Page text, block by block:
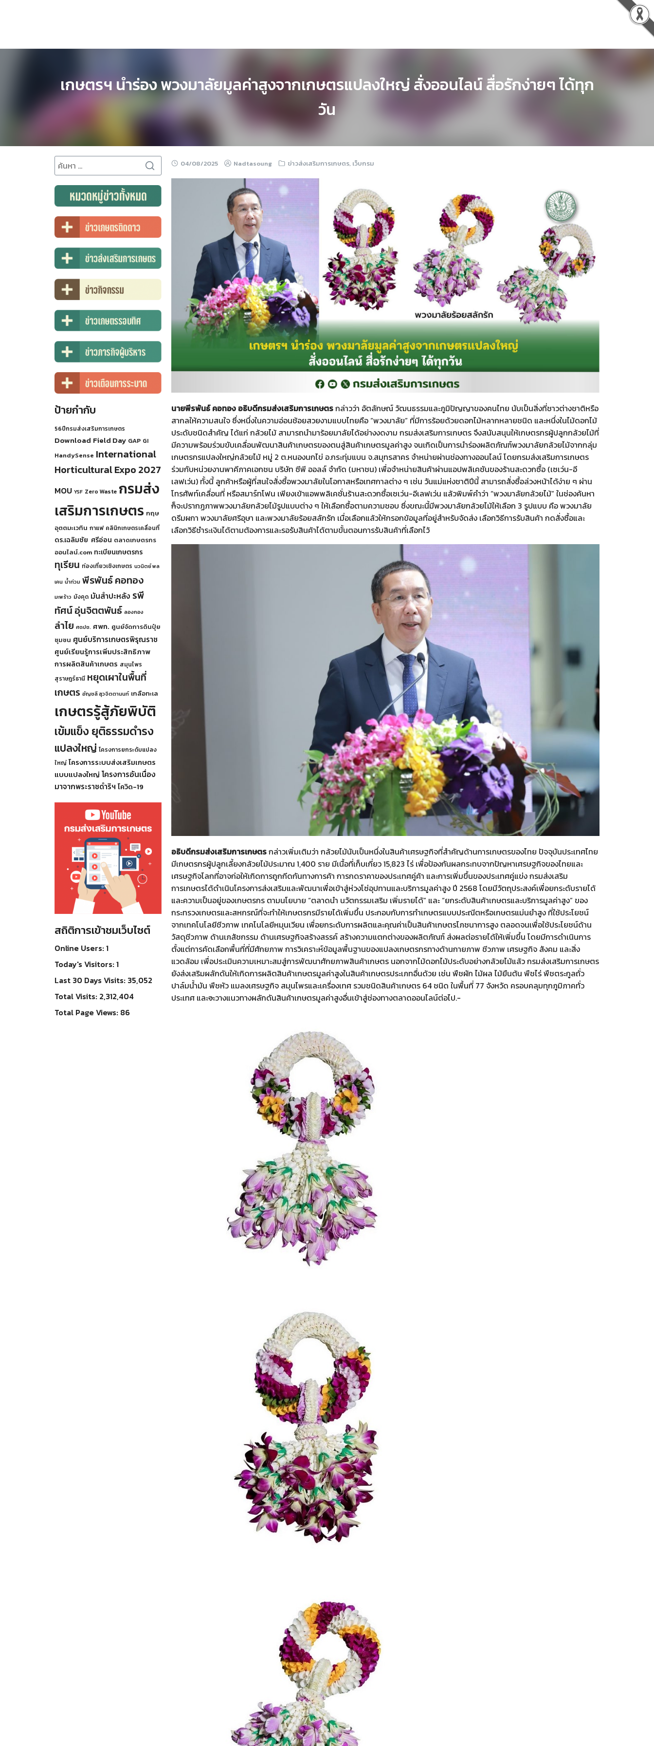
Search
for:
เกษตรฯ นำร่อง พวงมาลัยมูลค่าสูงจากเกษตรแปลงใหญ่ สั่งออนไลน์ สื่อรักง่ายๆ ได้ทุก
วัน
04/08/2025 Nadtasoung ข่าวส่งเสริมการเกษตร, เว็บกรม
นายพีรพันธ์ คอทอง อธิบดีกรมส่งเสริมการเกษตรกล่าวว่า อัตลักษณ์ วัฒนธรรมและภูมิปัญญาของคนไทย นับเป็นสิ่งที่ชาวต่างชาติหรือ
สากลให้ความสนใจ ซึ่งหนึ่งในความอ่อนช้อยสวยงามแบบไทยคือ “พวงมาลัย” ที่มีการร้อยด้วยดอกไม้หลากหลายชนิด และหนึ่งในไม้ดอกไม้
ประดับชนิดสำคัญ ได้แก่ กล้วยไม้ สามารถนำมาร้อยมาลัยได้อย่างงดงาม กรมส่งเสริมการเกษตร จึงสนับสนุนให้เกษตรกรผู้ปลูกกล้วยไม้ที่
มีความพร้อมร่วมขับเคลื่อนพัฒนาสินค้าเกษตรของตนสู่สินค้าเกษตรมูลค่าสูง จนเกิดเป็นการนำร่องผลิตภัณฑ์พวงมาลัยกล้วยไม้จากกลุ่ม
เกษตรกรแปลงใหญ่กล้วยไม้ หมู่ 2 ต.หนองนกไข่ อ.กระทุ่มแบน จ.สมุทรสาคร จำหน่ายผ่านช่องทางออนไลน์ โดยกรมส่งเสริมการเกษตร
ร่วมกับหน่วยงานพาคีภาคเอกชน บริษัท ซีพี ออลล์ จำกัด (มหาชน) เพื่อจำหน่ายสินค้าผ่านแอปพลิเคชันของร้านสะดวกซื้อ (เซเว่น-อี
เลฟเว่น) ทั้งนี้ ลูกค้าหรือผู้ที่สนใจสั่งซื้อพวงมาลัยในโอกาสหรือเทศกาลต่าง ๆ เช่น วันแม่แห่งชาติปีนี้ สามารถสั่งซื้อล่วงหน้าได้ง่าย ๆ ผ่าน
โทรศัพท์เคลื่อนที่ หรือสมาร์ทโฟน เพียงเข้าแอพพลิเคชั่นร้านสะดวกซื้อเซเว่น-อีเลฟเว่น แล้วพิมพ์คำว่า “พวงมาลัยกล้วยไม้” ในช่องค้นหา
ก็จะปรากฏภาพพวงมาลัยกล้วยไม้รูปแบบต่าง ๆ ให้เลือกซื้อตามความชอบ ซึ่งขณะนี้มีพวงมาลัยกล้วยไม้ให้เลือก 3 รูปแบบ คือ พวงมาลัย
ดรีมผกา พวงมาลัยศรีอุษา และพวงมาลัยร้อยสลักรัก เมื่อเลือกแล้วให้กรอกข้อมูลที่อยู่สำหรับจัดส่ง เลือกวิธีการรับสินค้า กดสั่งซื้อและ
เลือกวิธีชำระเงินได้ตามต้องการและรอรับสินค้าได้ตามขั้นตอนการรับสินค้าที่เลือกไว้
อธิบดีกรมส่งเสริมการเกษตรกล่าวเพิ่มเติมว่า กล้วยไม้นับเป็นหนึ่งในสินค้าเศรษฐกิจที่สำคัญด้านการเกษตรของไทย ปัจจุบันประเทศไทย
มีเกษตรกรผู้ปลูกเลี้ยงกล้วยไม้ประมาณ 1,400 ราย มีเนื้อที่เก็บเกี่ยว 15,823 ไร่ เพื่อป้องกันผลกระทบจากปัญหาเศรษฐกิจของไทยและ
เศรษฐกิจโลกที่อาจก่อให้เกิดการถูกกีดกันทางการค้า การกดราคาของประเทศคู่ค้า และการเพิ่มขึ้นของประเทศคู่แข่ง กรมส่งเสริม
การเกษตรได้ดำเนินโครงการส่งเสริมและพัฒนาเพื่อเข้าสู่ห่วงโซ่อุปทานและบริการมูลค่าสูง ปี 2568 โดยมีวัตถุประสงค์เพื่อยกระดับรายได้
และความเป็นอยู่ของเกษตรกร ตามนโยบาย “ตลาดนำ นวัตกรรมเสริม เพิ่มรายได้” และ “ยกระดับสินค้าเกษตรและบริการมูลค่าสูง” ของ
กระทรวงเกษตรและสหกรณ์ที่จะทำให้เกษตรกรมีรายได้เพิ่มขึ้น ประกอบกับการทำเกษตรแบบประณีตหรือเกษตรแม่นยำสูง ที่ใช้ประโยชน์
จากเทคโนโลยีชีวภาพ เทคโนโลยีหมุนเวียน เพื่อยกระดับการผลิตและคุณค่าเป็นสินค้าเกษตรโภชนาการสูง ตลอดจนเพื่อใช้ประโยชน์ด้าน
วัสดุชีวภาพ ด้านเภสัชกรรม ด้านเศรษฐกิจสร้างสรรค์ สร้างความแตกต่างของผลิตภัณฑ์ ส่งผลต่อรายได้ให้เพิ่มขึ้น โดยมีการดำเนินการ
ตั้งแต่การคัดเลือกพื้นที่ที่มีศักยภาพ การวิเคราะห์ข้อมูลพื้นฐานของแปลงเกษตรกรทางด้านกายภาพ ชีวภาพ เศรษฐกิจ สังคม และสิ่ง
แวดล้อม เพื่อประเมินความเหมาะสมสู่การพัฒนาศักยภาพสินค้าเกษตร นอกจากไม้ดอกไม้ประดับอย่างกล้วยไม้แล้ว กรมส่งเสริมการเกษตร
ยังส่งเสริมผลักดันให้เกิดการผลิตสินค้าเกษตรมูลค่าสูงในสินค้าเกษตรประเภทอื่นด้วย เช่น พืชผัก ไม้ผล ไม้ยืนต้น พืชไร่ พืชตระกูลถั่ว
ปาล์มน้ำมัน พืชหัว แมลงเศรษฐกิจ สมุนไพรและเครื่องเทศ รวมชนิดสินค้าเกษตร 64 ชนิด ในพื้นที่ 77 จังหวัด ครอบคลุมทุกภูมิภาคทั่ว
ประเทศ และจะวางแนวทางผลักดันสินค้าเกษตรมูลค่าสูงอื่นเข้าสู่ช่องทางตลาดออนไลน์ต่อไป.-
Search
for:
ป้ายกำกับ
56ปีกรมส่งเสริมการเกษตร
Download Field Day GAP GI
HandySense International
Horticultural Expo 2027
MOU YSF Zero Waste กรมส่ง
เสริมการเกษตร กฤษ
อุตตมะเวทิน กาแฟ คลินิกเกษตรเคลื่อนที่
ดร.เฉลิมชัย ศรีอ่อน ตลาดเกษตรกร
ออนไลน์.com ทะเบียนเกษตรกร
ทุเรียน ท่องเที่ยวเชิงเกษตร นวนิตย์ พล
เคน น้ำท่วม พีรพันธ์ คอทอง
มะพร้าว มังคุด มันสำปะหลัง รพี
ทัศน์ อุ่นจิตตพันธ์ ลองกอง
ลำไย ศดปช. ศพก. ศูนย์จัดการดินปุ๋ย
ชุมชน ศูนย์บริการเกษตรพิรุณราช
ศูนย์เรียนรู้การเพิ่มประสิทธิภาพ
การผลิตสินค้าเกษตร สมุนไพร
สุราษฎร์ธานี หยุดเผาในพื้นที่
เกษตร อัญชลี สุวจิตตานนท์ เกลือทะเล
เกษตรรู้สู้ภัยพิบัติ
เข้มแข็ง ยุติธรรมดำรง
แปลงใหญ่ โครงการยกระดับแปลง
ใหญ่ โครงการระบบส่งเสริมเกษตร
แบบแปลงใหญ่ โครงการอันเนื่อง
มาจากพระราชดำริฯ โควิด-19
สถิติการเข้าชมเว็บไซต์
Online Users:1
Today's Visitors:1
Last 30 Days Visits: 35,052
Total Visits: 2,312,404
Total Page Views: 86